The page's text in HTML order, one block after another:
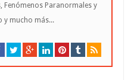
Fenómenos Paranormales y
y mucho más...